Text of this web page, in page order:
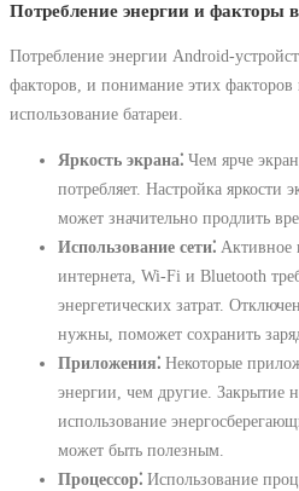
Потребление энергии и факторы
Потребление энергии Android-
факторов, и понимание этих
использование батареи.
Яркость экрана⁚ Чем ярче
потребляет. Настройка яркости
может значительно продлить
Использование сети⁚ Активное
интернета, Wi-Fi и Bluetooth
энергетических затрат.
нужны, поможет сохранить
Приложения⁚ Некоторые
энергии, чем другие.
использование
может быть полезным.
Процессор⁚ Использование